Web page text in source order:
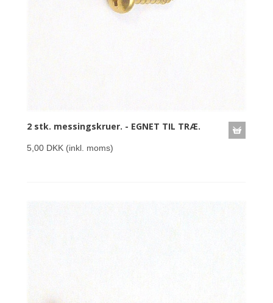
2 stk. messingskruer. - EGNET TIL TRÆ.
5,00 DKK (inkl. moms)